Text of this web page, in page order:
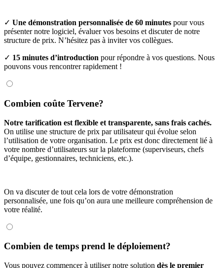
✓ Une démonstration personnalisée de 60 minutes pour vous
présenter notre logiciel, évaluer vos besoins et discuter de notre
structure de prix. N’hésitez pas à inviter vos collègues.
✓ 15 minutes d’introduction pour répondre à vos questions. Nous
pouvons vous rencontrer rapidement !
Combien coûte Tervene?
Notre tarification est flexible et transparente, sans frais cachés.
On utilise une structure de prix par utilisateur qui évolue selon
l’utilisation de votre organisation. Le prix est donc directement lié à
votre nombre d’utilisateurs sur la plateforme (superviseurs, chefs
d’équipe, gestionnaires, techniciens, etc.).
On va discuter de tout cela lors de votre démonstration
personnalisée, une fois qu’on aura une meilleure compréhension de
votre réalité.
Combien de temps prend le déploiement?
Vous pouvez commencer à utiliser notre solution dès le premier